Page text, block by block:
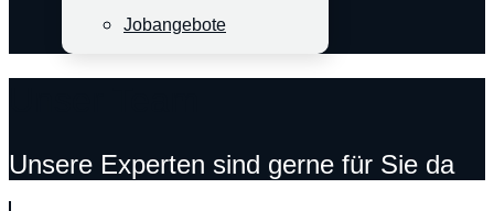
Jobangebote
Unsere Experten sind gerne für Sie da